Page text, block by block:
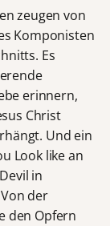
zeugen von
Komponisten
Es
erinnern,
Christ
Und ein
Look like an
in
der
den Opfern